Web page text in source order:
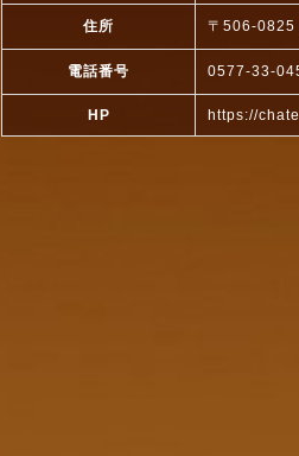
住所 〒506-0825
電話番号 0577-33-
HP https://